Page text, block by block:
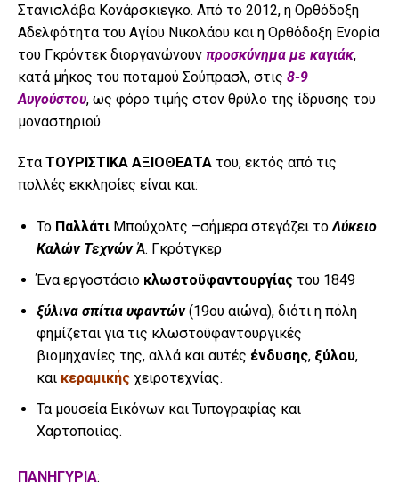
Στανισλάβα Κονάρσκιεγκο. Από το 2012, η ​​Ορθόδοξη
Αδελφότητα του Αγίου Νικολάου και η Ορθόδοξη Ενορία
του Γκρόντεκ διοργανώνουν προσκύνημα με καγιάκ,
κατά μήκος του ποταμού Σούπρασλ, στις 8-9
Αυγούστου, ως φόρο τιμής στον θρύλο της ίδρυσης του
μοναστηριού.
ΣταΤΟΥΡΙΣΤΙΚΑ ΑΞΙΟΘΕΑΤΑ του, εκτός από τις
πολλές εκκλησίες είναι και:
Το Παλλάτι Μπούχολτς –σήμερα στεγάζει το Λύκειο
Καλών ΤεχνώνΆ. Γκρότγκερ
Ένα εργοστάσιο κλωστοϋφαντουργίας του 1849
ξύλινα σπίτια υφαντών(19ου αιώνα), διότι η πόλη
φημίζεται για τις κλωστοϋφαντουργικές
βιομηχανίες της, αλλά και αυτές ένδυσης, ξύλου,
και κεραμικής χειροτεχνίας.
Τα μουσεία Εικόνων και Τυπογραφίας και
Χαρτοποιίας.
ΠΑΝΗΓΥΡΙΑ: